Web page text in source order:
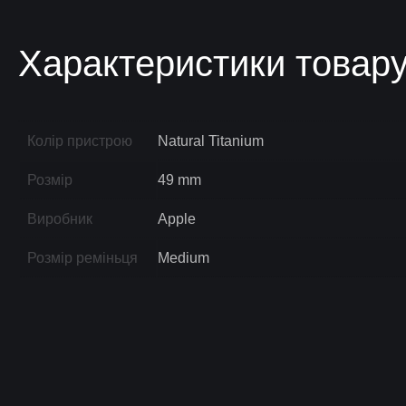
Характеристики
Колір пристрою Natural Titanium
Розмір 49 mm
Виробник Apple
Розмір реміньця Medium